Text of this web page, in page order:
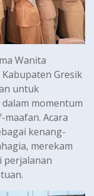
Wanita
Gresik
untuk
momentum
Acara
kenang-
merekam
perjalanan